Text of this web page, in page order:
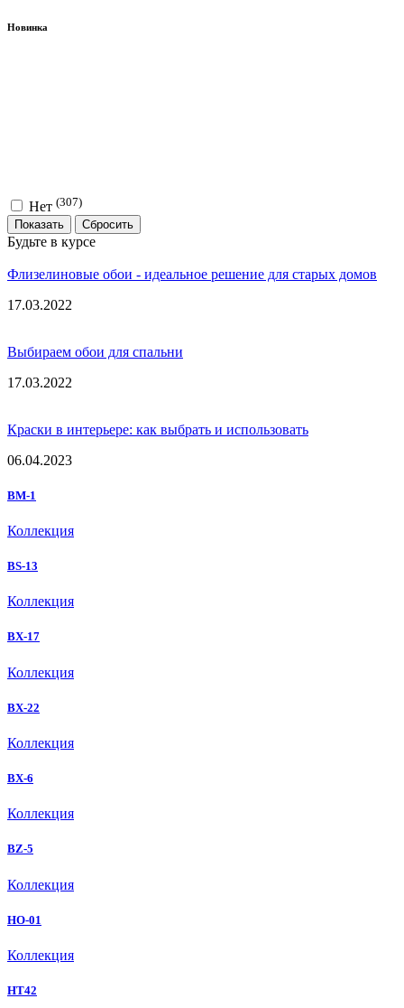
Новинка
Нет (307)
Показать
Будьте в курсе
Флизелиновые обои - идеальное решение для старых домов
17.03.2022
Выбираем обои для спальни
17.03.2022
Краски в интерьере: как выбрать и использовать
06.04.2023
BM-1
Коллекция
BS-13
Коллекция
BX-17
Коллекция
BX-22
Коллекция
BX-6
Коллекция
BZ-5
Коллекция
HO-01
Коллекция
HT42